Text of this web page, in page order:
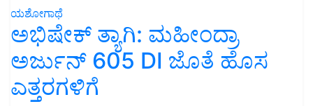
ಯಶೋಗಾಥೆ
ಅಭಿಷೇಕ್ ತ್ಯಾಗಿ: ಮಹೀಂದ್ರಾ
ಅರ್ಜುನ್ 605 DI ಜೊತೆ ಹೊಸ
ಎತ್ತರಗಳಿಗೆ